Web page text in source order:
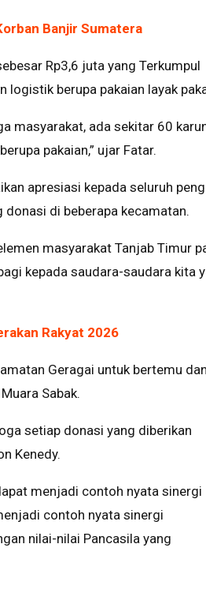
Banjir Sumatera
Rp3,6 juta yang Terkumpul
logistik berupa pakaian layak
masyarakat, ada sekitar 60
pakaian,” ujar Fatar.
apresiasi kepada seluruh
donasi di beberapa kecamatan.
masyarakat Tanjab Timur
kepada saudara-saudara kita
Rakyat 2026
Geragai untuk bertemu
Sabak.
setiap donasi yang diberikan
Kenedy.
menjadi contoh nyata sinergi
contoh nyata sinergi
nilai-nilai Pancasila yang